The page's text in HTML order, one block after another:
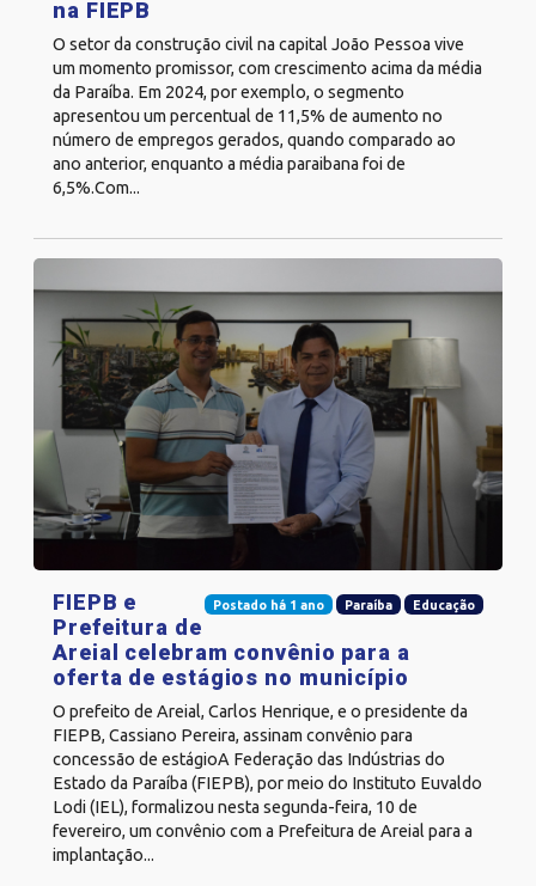
na FIEPB
O setor da construção civil na capital João Pessoa vive
um momento promissor, com crescimento acima da média
da Paraíba. Em 2024, por exemplo, o segmento
apresentou um percentual de 11,5% de aumento no
número de empregos gerados, quando comparado ao
ano anterior, enquanto a média paraibana foi de
6,5%.Com...
Postado há 1 ano Paraíba Educação
FIEPB e
Prefeitura de
Areial celebram convênio para a
oferta de estágios no município
O prefeito de Areial, Carlos Henrique, e o presidente da
FIEPB, Cassiano Pereira, assinam convênio para
concessão de estágioA Federação das Indústrias do
Estado da Paraíba (FIEPB), por meio do Instituto Euvaldo
Lodi (IEL), formalizou nesta segunda-feira, 10 de
fevereiro, um convênio com a Prefeitura de Areial para a
implantação...